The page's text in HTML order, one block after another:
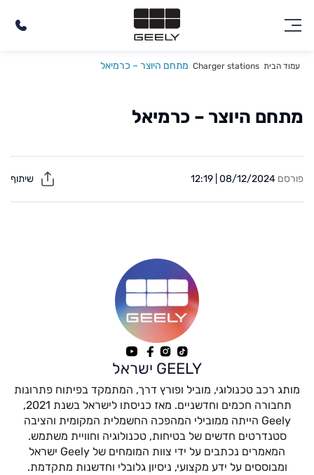
עמוד הבית Charger stations מתחם היוצר – כרמיאל
מתחם היוצר – כרמיאל
פורסם 08/12/2024 | 12:19
GEELY ישראל
מותג רכב טכנולוגי, מוביל ופורץ דרך, המתמקד בפיתוח פתרונות
תחבורה חכמים וחדשניים. מאז כניסתו לישראל בשנת 2021,
Geely הייתה ממובילי המהפכה החשמלית המקומית והציבה
סטנדרטים חדשים של בטיחות, טכנולוגיה וחוויית משתמש.
המאמרים נכתבים על ידי צוות המומחים של Geely ישראל
ומבוססים על ידע מקצועי, ניסיון גלובלי וחדשנות מתקדמת.